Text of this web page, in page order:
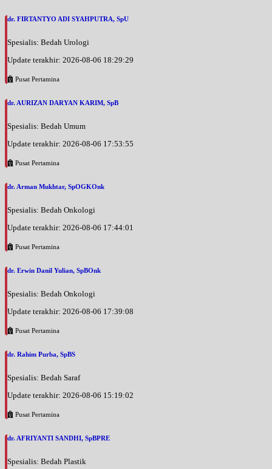
dr. FIRTANTYO ADI SYAHPUTRA, SpU
Spesialis: Bedah Urologi
Update terakhir: 2026-08-06 18:29:29
Pusat Pertamina
dr. AURIZAN DARYAN KARIM, SpB
Spesialis: Bedah Umum
Update terakhir: 2026-08-06 17:53:55
Pusat Pertamina
dr. Arman Mukhtar, SpOGKOnk
Spesialis: Bedah Onkologi
Update terakhir: 2026-08-06 17:44:01
Pusat Pertamina
dr. Erwin Danil Yulian, SpBOnk
Spesialis: Bedah Onkologi
Update terakhir: 2026-08-06 17:39:08
Pusat Pertamina
dr. Rahim Purba, SpBS
Spesialis: Bedah Saraf
Update terakhir: 2026-08-06 15:19:02
Pusat Pertamina
dr. AFRIYANTI SANDHI, SpBPRE
Spesialis: Bedah Plastik